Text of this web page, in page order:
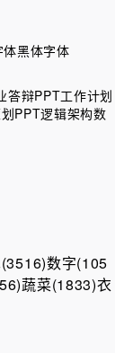
体黑体字体
答辩PPT工作计划
PPT逻辑架构数
数字(105
蔬菜(1833)衣